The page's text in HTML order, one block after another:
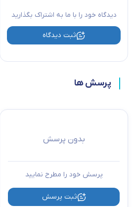
دیدگاه خود را با ما به اشتراک بگذارید
ثبت دیدگاه
پرسش ها
بدون پرسش
پرسش خود را مطرح نمایید
ثبت پرسش